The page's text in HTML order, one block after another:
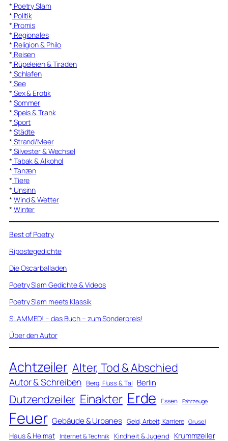
* Poetry Slam
* Politik
* Promis
* Regionales
* Religion & Philo
* Reisen
* Rüpeleien & Tiraden
* Schlafen
* See
* Sex & Erotik
* Sommer
* Speis & Trank
* Sport
* Städte
* Strand/Meer
* Silvester & Wechsel
* Tabak & Alkohol
* Tanzen
* Tiere
* Unsinn
* Wind & Wetter
* Winter
Best of Poetry
Ripostegedichte
Die Oscarballaden
Poetry Slam Gedichte & Videos
Poetry Slam meets Klassik
SLAMMED! – das Buch – zum Sonderpreis!
Über den Autor
Achtzeiler Alter, Tod & Abschied
Autor & Schreiben Berg, Fluss & Tal Berlin
Dutzendzeiler Einakter Erde Essen Fahrzeuge
Feuer Gebäude & Urbanes Geld, Arbeit, Karriere Grusel
Haus & Heimat Internet & Technik Kindheit & Jugend Krummzeiler